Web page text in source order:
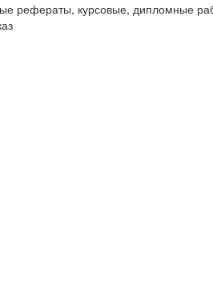
рефераты, курсовые, дипломные